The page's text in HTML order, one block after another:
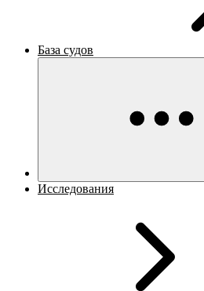
База судов
Исследования